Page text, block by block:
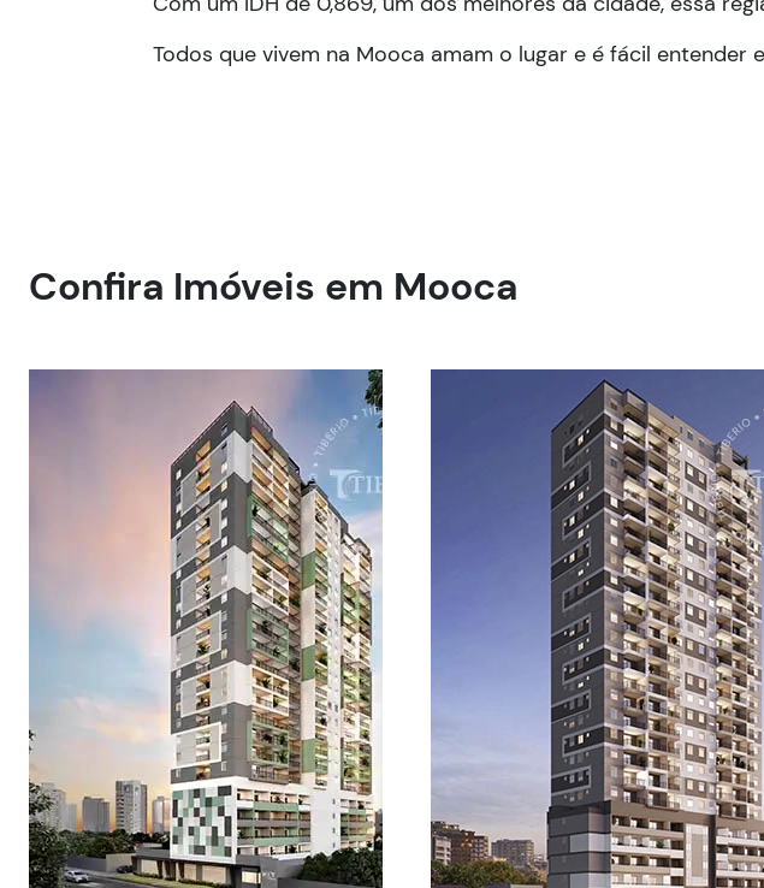
Todos que vivem na Mooca amam o lugar e é fácil
Confira Imóveis em Mooca